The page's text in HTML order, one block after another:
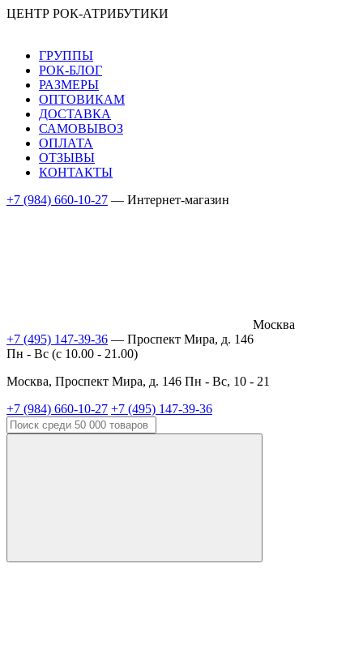
ЦЕНТР РОК-АТРИБУТИКИ
ГРУППЫ
РОК-БЛОГ
РАЗМЕРЫ
ОПТОВИКАМ
ДОСТАВКА
САМОВЫВОЗ
ОПЛАТА
ОТЗЫВЫ
КОНТАКТЫ
+7 (984) 660-10-27 — Интернет-магазин
Москва
+7 (495) 147-39-36 — Проспект Мира, д. 146
Пн - Вс (c 10.00 - 21.00)
Москва, Проспект Мира, д. 146 Пн - Вс, 10 - 21
+7 (984) 660-10-27 +7 (495) 147-39-36